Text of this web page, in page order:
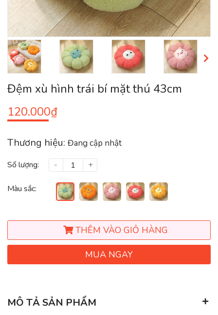
Đệm xù hình trái bí mặt thú 43cm
120.000₫
Thương hiệu: Đang cập nhật
Số lượng: - +
Màu sắc:
THÊM VÀO GIỎ HÀNG
MUA NGAY
MÔ TẢ SẢN PHẨM